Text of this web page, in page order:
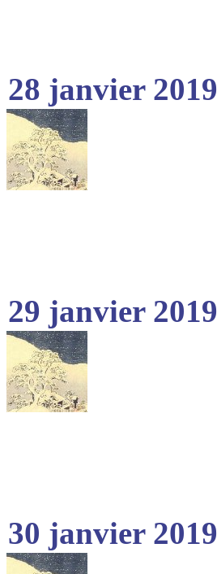
28 janvier 2019
29 janvier 2019
30 janvier 2019